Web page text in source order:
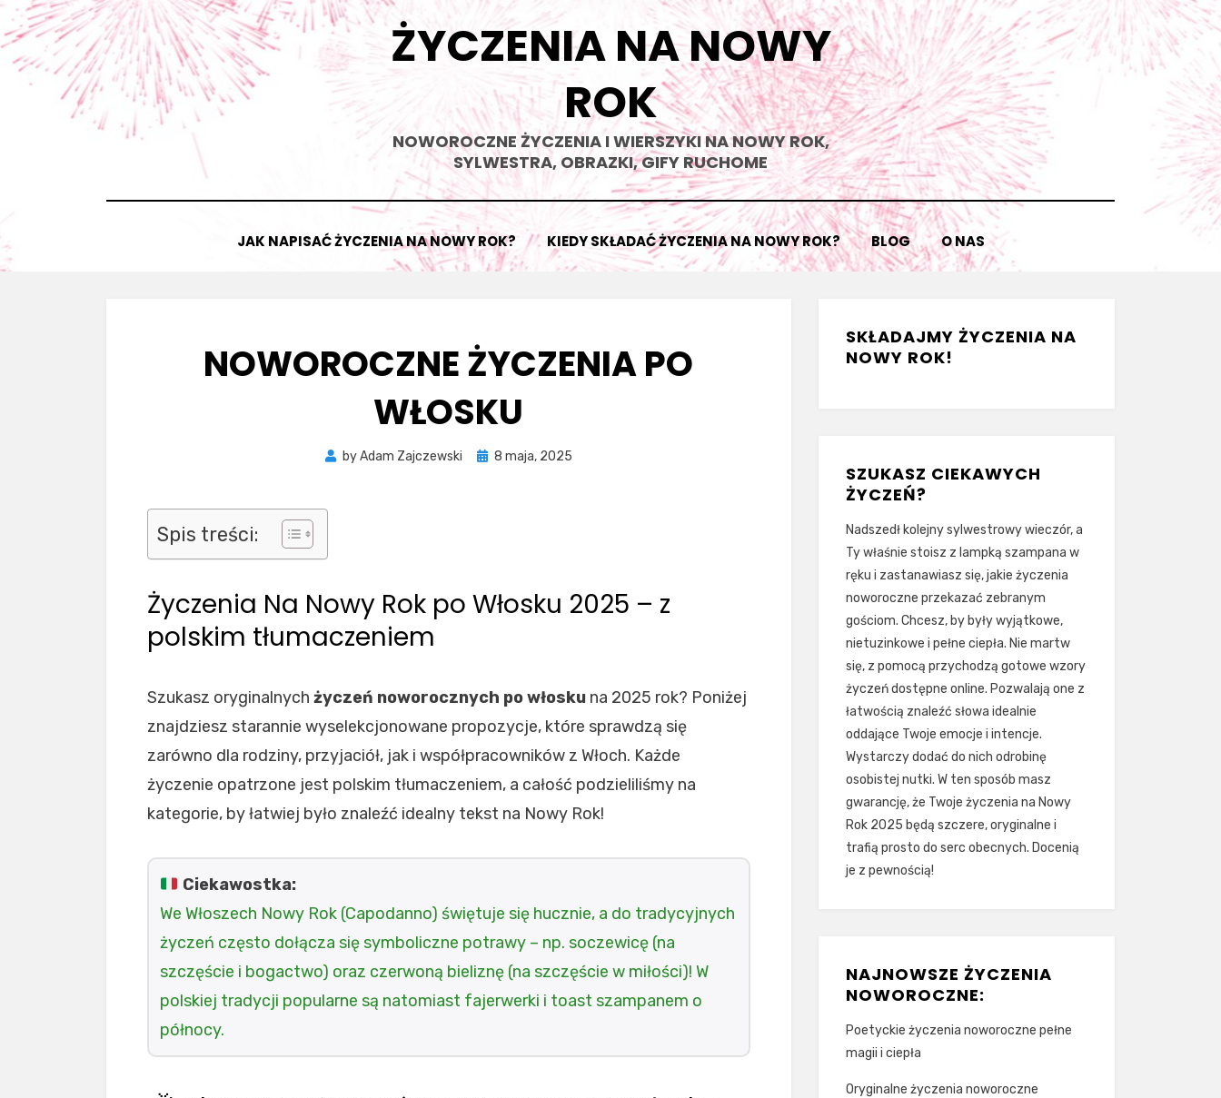
Skip
to
content
ŻYCZENIA NA NOWY
ROK
NOWOROCZNE ŻYCZENIA I WIERSZYKI NA NOWY ROK,
SYLWESTRA, OBRAZKI, GIFY RUCHOME
JAK NAPISAĆ ŻYCZENIA NA NOWY ROK? KIEDY SKŁADAĆ ŻYCZENIA NA NOWY ROK? BLOG O NAS
NOWOROCZNE ŻYCZENIA PO
WŁOSKU
byAdam Zajczewski
Posted
8 maja, 2025
Spis treści:
Życzenia Na Nowy Rok po Włosku 2025 – z
polskim tłumaczeniem
Szukasz oryginalnych życzeń noworocznych po włosku na 2025 rok? Poniżej
znajdziesz starannie wyselekcjonowane propozycje, które sprawdzą się
zarówno dla rodziny, przyjaciół, jak i współpracowników z Włoch. Każde
życzenie opatrzone jest polskim tłumaczeniem, a całość podzieliliśmy na
kategorie, by łatwiej było znaleźć idealny tekst na Nowy Rok!
Ciekawostka:
We Włoszech Nowy Rok (Capodanno) świętuje się hucznie, a do tradycyjnych
życzeń często dołącza się symboliczne potrawy – np. soczewicę (na
szczęście i bogactwo) oraz czerwoną bieliznę (na szczęście w miłości)! W
polskiej tradycji popularne są natomiast fajerwerki i toast szampanem o
północy.
SKŁADAJMY ŻYCZENIA NA
NOWY ROK!
SZUKASZ CIEKAWYCH
ŻYCZEŃ?
Nadszedł kolejny sylwestrowy wieczór, a
Ty właśnie stoisz z lampką szampana w
ręku i zastanawiasz się, jakie życzenia
noworoczne przekazać zebranym
gościom. Chcesz, by były wyjątkowe,
nietuzinkowe i pełne ciepła. Nie martw
się, z pomocą przychodzą gotowe wzory
życzeń dostępne online. Pozwalają one z
łatwością znaleźć słowa idealnie
oddające Twoje emocje i intencje.
Wystarczy dodać do nich odrobinę
osobistej nutki. W ten sposób masz
gwarancję, że Twoje życzenia na Nowy
Rok 2025 będą szczere, oryginalne i
trafią prosto do serc obecnych. Docenią
je z pewnością!
NAJNOWSZE ŻYCZENIA
NOWOROCZNE:
Poetyckie życzenia noworoczne pełne
magii i ciepła
Oryginalne życzenia noworoczne